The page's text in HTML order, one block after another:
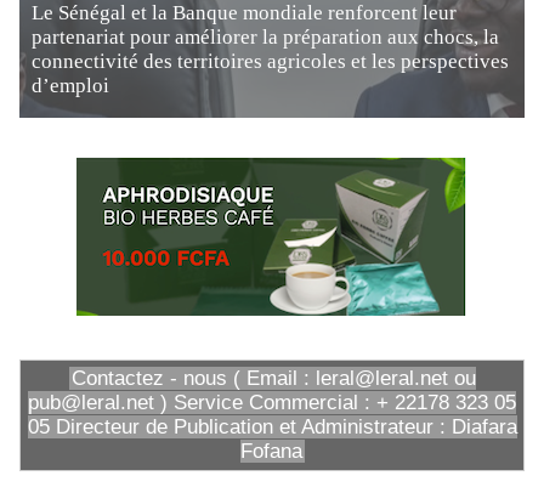
Le Sénégal et la Banque mondiale renforcent leur
partenariat pour améliorer la préparation aux chocs, la
connectivité des territoires agricoles et les perspectives
d’emploi
Contactez - nous ( Email : leral@leral.net ou
pub@leral.net ) Service Commercial : + 22178 323 05
05 Directeur de Publication et Administrateur : Diafara
Fofana